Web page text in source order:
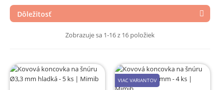
Dôležitosť 
Zobrazuje sa 1-16 z 16 položiek
VIAC VARIANTOV